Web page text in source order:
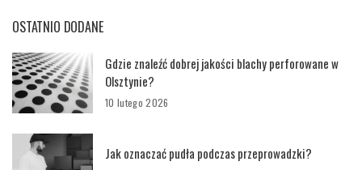
OSTATNIO DODANE
Gdzie znaleźć dobrej jakości blachy perforowane w
Olsztynie?
10 lutego 2026
Jak oznaczać pudła podczas przeprowadzki?